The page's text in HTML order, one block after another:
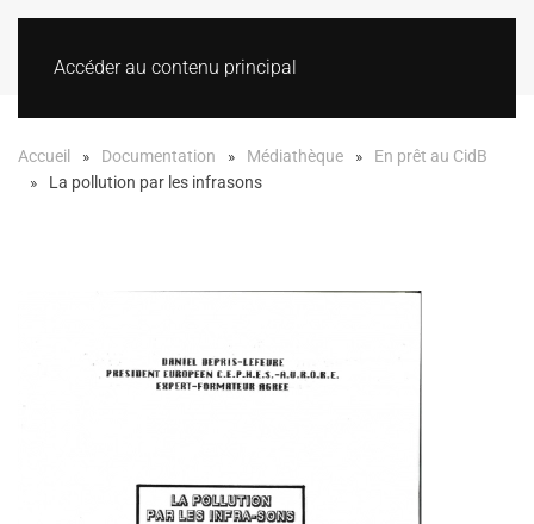
Accéder au contenu principal
Accueil Documentation Médiathèque
En prêt au CidB
La pollution par les infrasons